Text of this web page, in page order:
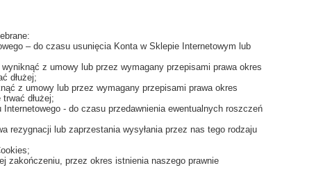
– do czasu usunięcia Konta w Sklepie Internetowym lub
z umowy lub przez wymagany przepisami prawa okres
dłużej;
z umowy lub przez wymagany przepisami prawa okres
dłużej;
- do czasu przedawnienia ewentualnych roszczeń
rezygnacji lub zaprzestania wysyłania przez nas tego rodzaju
zakończeniu, przez okres istnienia naszego prawnie